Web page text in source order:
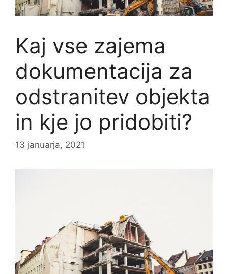
Kaj vse zajema
dokumentacija za
odstranitev objekta
in kje jo pridobiti?
13 januarja, 2021